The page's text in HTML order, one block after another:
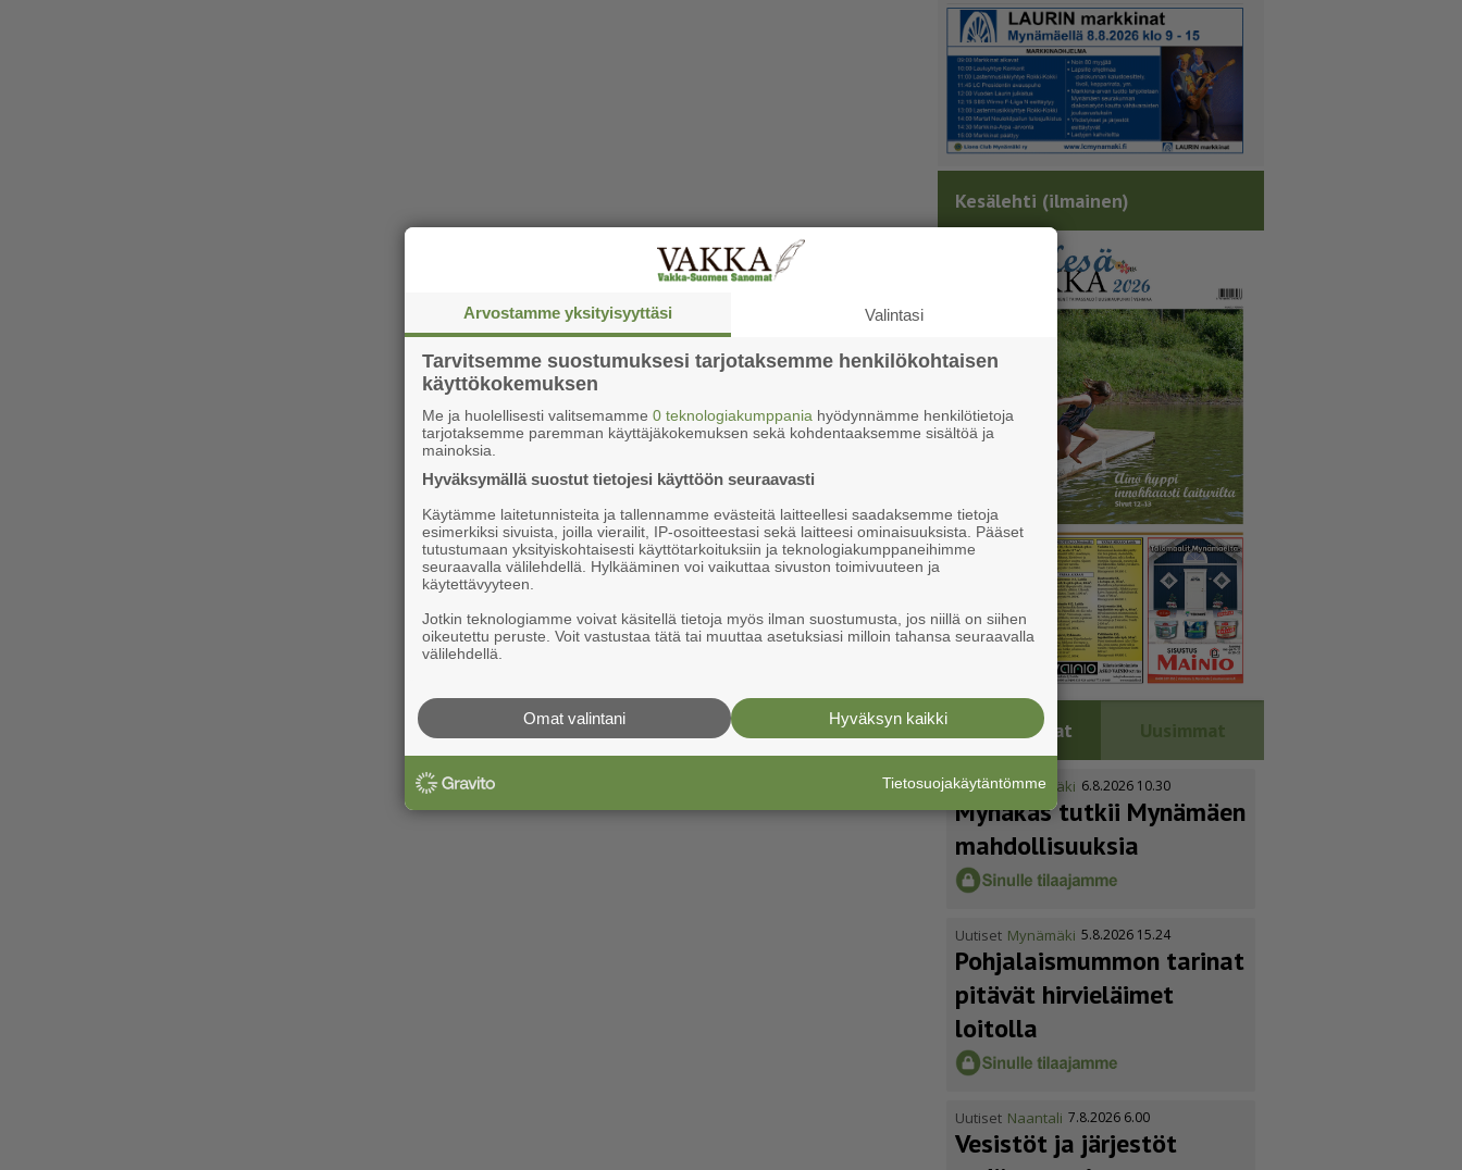
Kesälehti (ilmainen)
Luetuimmat Uusimmat
Uutiset Mynämäki 6.8.2026 10.30
Mynäkäs tutkii Mynämäen
mahdol­li­suuksia
Uutiset Mynämäki 5.8.2026 15.24
Pohja­lais­mummon tarinat
pitävät hirvieläimet
loitolla
Uutiset Naantali 7.8.2026 6.00
Vesistöt ja järjestöt
Arvostamme yksityisyyttäsi Valintasi
Tarvitsemme suostumuksesi tarjotaksemme henkilökohtaisen
käyttökokemuksen
Me ja huolellisesti valitsemamme 0 teknologiakumppania hyödynnämme henkilötietoja
tarjotaksemme paremman käyttäjäkokemuksen sekä kohdentaaksemme sisältöä ja
mainoksia.
Hyväksymällä suostut tietojesi käyttöön seuraavasti
Käytämme laitetunnisteita ja tallennamme evästeitä laitteellesi saadaksemme tietoja
esimerkiksi sivuista, joilla vierailit, IP-osoitteestasi sekä laitteesi ominaisuuksista. Pääset
tutustumaan yksityiskohtaisesti käyttötarkoituksiin ja teknologiakumppaneihimme
seuraavalla välilehdellä. Hylkääminen voi vaikuttaa sivuston toimivuuteen ja
käytettävyyteen.
Jotkin teknologiamme voivat käsitellä tietoja myös ilman suostumusta, jos niillä on siihen
oikeutettu peruste. Voit vastustaa tätä tai muuttaa asetuksiasi milloin tahansa seuraavalla
välilehdellä.
Hyväksyn kaikki
Omat valintani
Tietosuojakäytäntömme